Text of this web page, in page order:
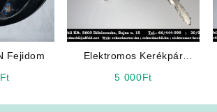
Fejidom
Ft
Elektromos Kerékpár
5 000Ft